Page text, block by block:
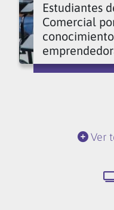
Estudiantes
Comercial
Ver